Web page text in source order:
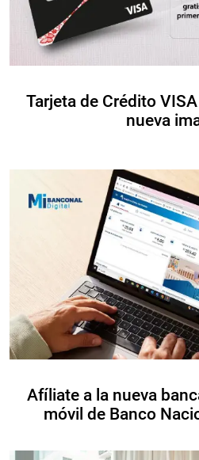
Tarjeta de Crédito
nueva
Afíliate a la nueva
móvil de Banco